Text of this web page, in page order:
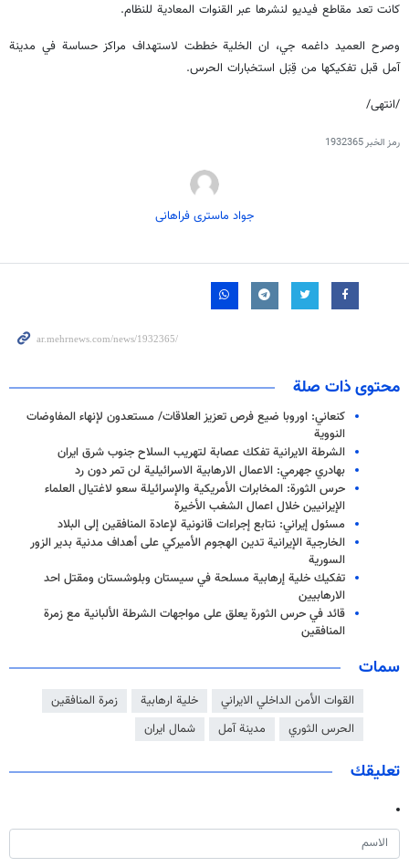
كانت تعد مقاطع فيديو لنشرها عبر القنوات المعادية للنظام.
وصرح العميد داغمه جي، ان الخلية خططت لاستهداف مراكز حساسة في مدينة
آمل قبل تفكيكها من قِبَل استخبارات الحرس.
/انتهى/
رمز الخبر1932365
جواد ماستری فراهانی
محتوى ذات صلة
كنعاني: اوروبا ضيع فرص تعزيز العلاقات/ مستعدون لإنهاء المفاوضات
النووية
الشرطة الايرانية تفكك عصابة لتهريب السلاح جنوب شرق ايران
بهادري جهرمي: الاعمال الارهابية الاسرائيلية لن تمر دون رد
حرس الثورة: المخابرات الأمريكية والإسرائيلة سعو لاغتيال العلماء
الإيرانيين خلال اعمال الشغب الأخيرة
مسئول إيراني: نتابع إجراءات قانونية لإعادة المنافقين إلى البلاد
الخارجية الإيرانية تدين الهجوم الأميركي على أهداف مدنية بدير الزور
السورية
تفكيك خلية إرهابية مسلحة في سيستان وبلوشستان ومقتل احد
الارهابيين
قائد في حرس الثورة يعلق على مواجهات الشرطة الألبانية مع زمرة
المنافقين
سمات
القوات الأمن الداخلي الايراني خلية ارهابية
زمرة المنافقين
الحرس الثوري
مدينة آمل شمال ايران
تعليقك